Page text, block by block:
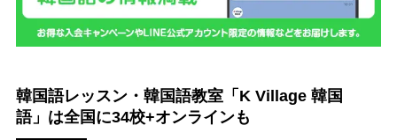
韓国語レッスン・韓国語教室「K Village 韓国
語」は全国に34校+オンラインも